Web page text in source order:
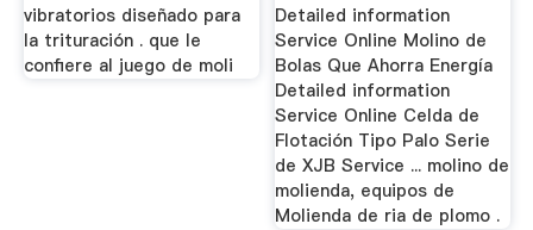
vibratorios diseñado para
la trituración . que le
confiere al juego de moli
Detailed information
Service Online Molino de
Bolas Que Ahorra Energía
Detailed information
Service Online Celda de
Flotación Tipo Palo Serie
de XJB Service ... molino de
molienda, equipos de
Molienda de ria de plomo .